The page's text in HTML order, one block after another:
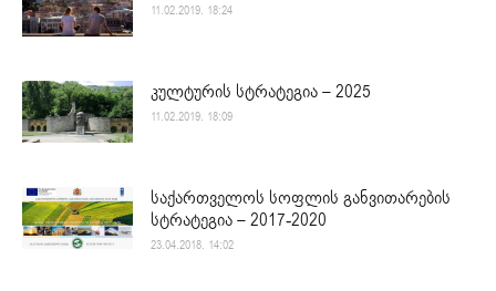
11.02.2019. 18:24
კულტურის სტრატეგია – 2025
11.02.2019. 18:09
საქართველოს სოფლის განვითარების
სტრატეგია – 2017-2020
23.04.2018. 14:02